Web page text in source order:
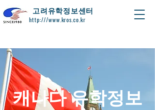
​고려유학정보센터
http:///www.kros.co.kr
캐나다 유학정보